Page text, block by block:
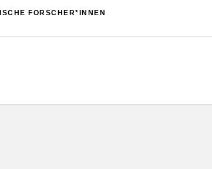
FORSCHER*INNEN